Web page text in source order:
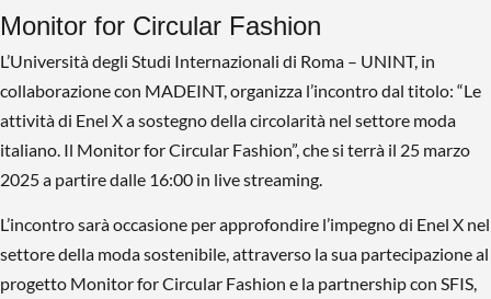
Monitor for Circular Fashion
L’Università degli Studi Internazionali di Roma – UNINT, in
collaborazione con MADEINT, organizza l’incontro dal titolo: “Le
attività di Enel X a sostegno della circolarità nel settore moda
italiano. Il Monitor for Circular Fashion”, che si terrà il 25 marzo
2025 a partire dalle 16:00 in live streaming.
L’incontro sarà occasione per approfondire l’impegno di Enel X nel
settore della moda sostenibile, attraverso la sua partecipazione al
progetto Monitor for Circular Fashion e la partnership con SFIS,